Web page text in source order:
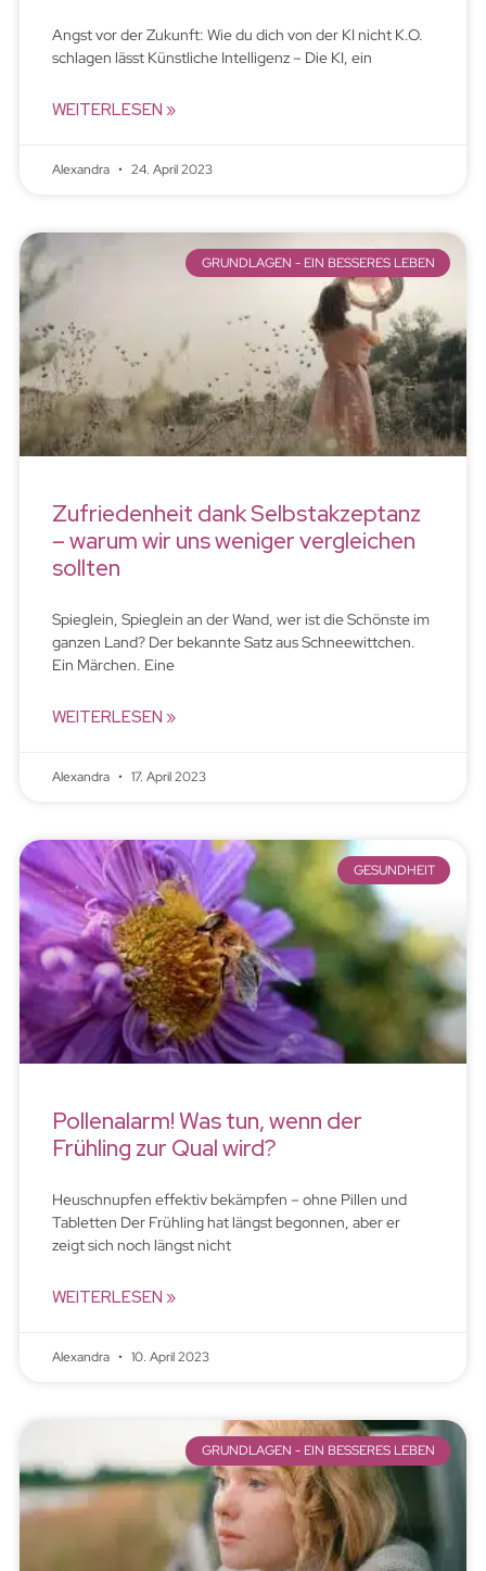
Angst vor der Zukunft: Wie du dich von der KI nicht K.O.
schlagen lässt Künstliche Intelligenz – Die KI, ein
WEITERLESEN »
Alexandra 24. April 2023
GRUNDLAGEN - EIN BESSERES LEBEN
Zufriedenheit dank Selbstakzeptanz
– warum wir uns weniger vergleichen
sollten
Spieglein, Spieglein an der Wand, wer ist die Schönste im
ganzen Land? Der bekannte Satz aus Schneewittchen.
Ein Märchen. Eine
WEITERLESEN »
Alexandra 17. April 2023
GESUNDHEIT
Pollenalarm! Was tun, wenn der
Frühling zur Qual wird?
Heuschnupfen effektiv bekämpfen – ohne Pillen und
Tabletten Der Frühling hat längst begonnen, aber er
zeigt sich noch längst nicht
WEITERLESEN »
Alexandra 10. April 2023
GRUNDLAGEN - EIN BESSERES LEBEN